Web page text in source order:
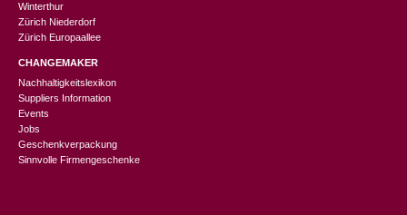
Winterthur
Zürich Niederdorf
Zürich Europaallee
CHANGEMAKER
Nachhaltigkeitslexikon
Suppliers Information
Events
Jobs
Geschenkverpackung
Sinnvolle Firmengeschenke